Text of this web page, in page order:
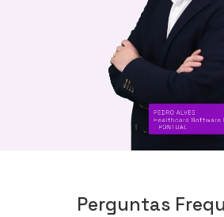
Perguntas